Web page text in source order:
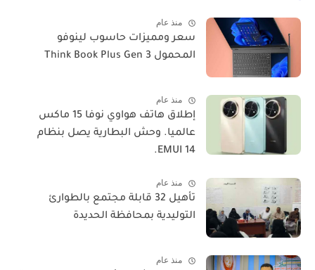
منذ عام
سعر ومميزات حاسوب لينوفو
المحمول Think Book Plus Gen 3
منذ عام
​إطلاق هاتف هواوي نوفا 15 ماكس
عالميا. وحش البطارية يصل بنظام
EMUI 14.
منذ عام
تأهيل 32 قابلة مجتمع بالطوارئ
التوليدية بمحافظة الحديدة
منذ عام